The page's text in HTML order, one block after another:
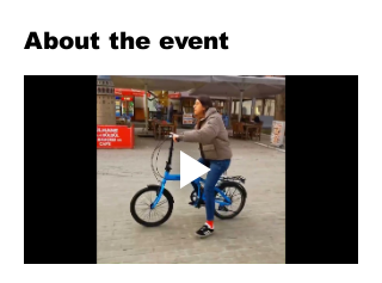
About the event